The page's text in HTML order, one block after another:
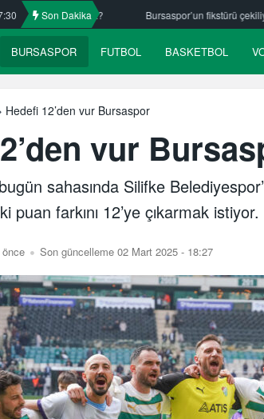
Son Dakika
fikstürü çekiliyor Nilüfer Belediyespor
BURSASPOR FUTBOL BASKETBOL
Hedefi 12’den vur Bursaspor
vur
sahasında Silifke
puan farkını 12’ye çıkarmak istiyor.
önce Son güncelleme 02 Mart 2025 - 18:27